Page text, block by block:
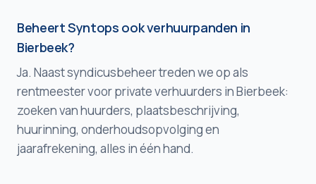
Beheert Syntops ook verhuurpanden in
Bierbeek?
Ja. Naast syndicusbeheer treden we op als
rentmeester voor private verhuurders in Bierbeek:
zoeken van huurders, plaatsbeschrijving,
huurinning, onderhoudsopvolging en
jaarafrekening, alles in één hand.